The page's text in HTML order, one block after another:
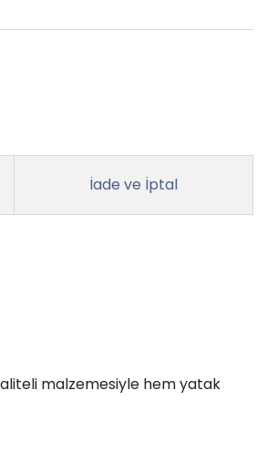
İade ve İptal
malzemesiyle hem yatak